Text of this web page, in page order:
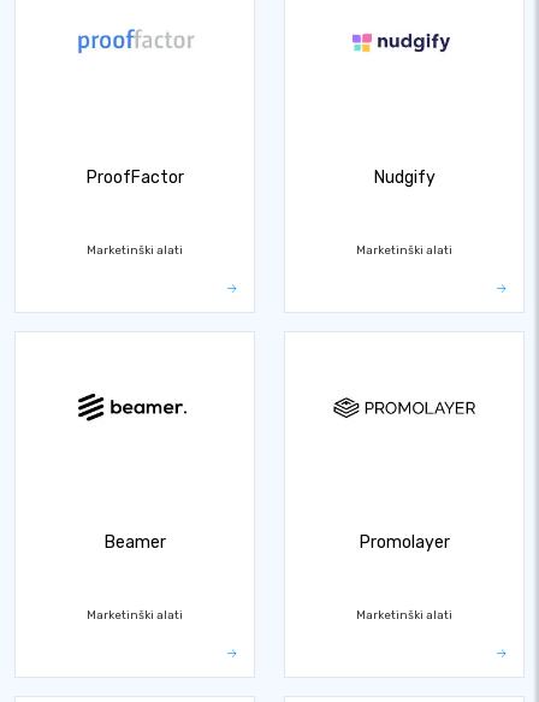
ProofFactor
Marketinški alati
Nudgify
Marketinški alati
Beamer
Marketinški alati
Promolayer
Marketinški alati